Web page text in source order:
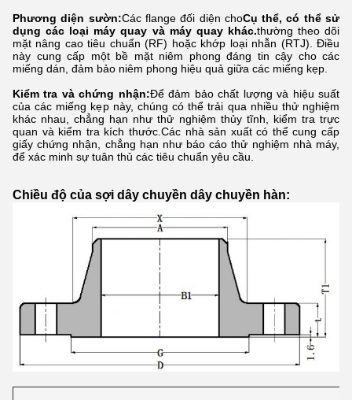
Phương diện sườn:Các flange đối diện choCụ thể, có thể sử
dụng các loại máy quay và máy quay khác.thường theo dõi
mặt nâng cao tiêu chuẩn (RF) hoặc khớp loại nhẫn (RTJ). Điều
này cung cấp một bề mặt niêm phong đáng tin cậy cho các
miếng dán, đảm bảo niêm phong hiệu quả giữa các miếng kẹp.
Kiểm tra và chứng nhận:Để đảm bảo chất lượng và hiệu suất
của các miếng kẹp này, chúng có thể trải qua nhiều thử nghiệm
khác nhau, chẳng hạn như thử nghiệm thủy tĩnh, kiểm tra trực
quan và kiểm tra kích thước.Các nhà sản xuất có thể cung cấp
giấy chứng nhận, chẳng hạn như báo cáo thử nghiệm nhà máy,
để xác minh sự tuân thủ các tiêu chuẩn yêu cầu.
Chiều độ của sợi dây chuyền dây chuyền hàn: